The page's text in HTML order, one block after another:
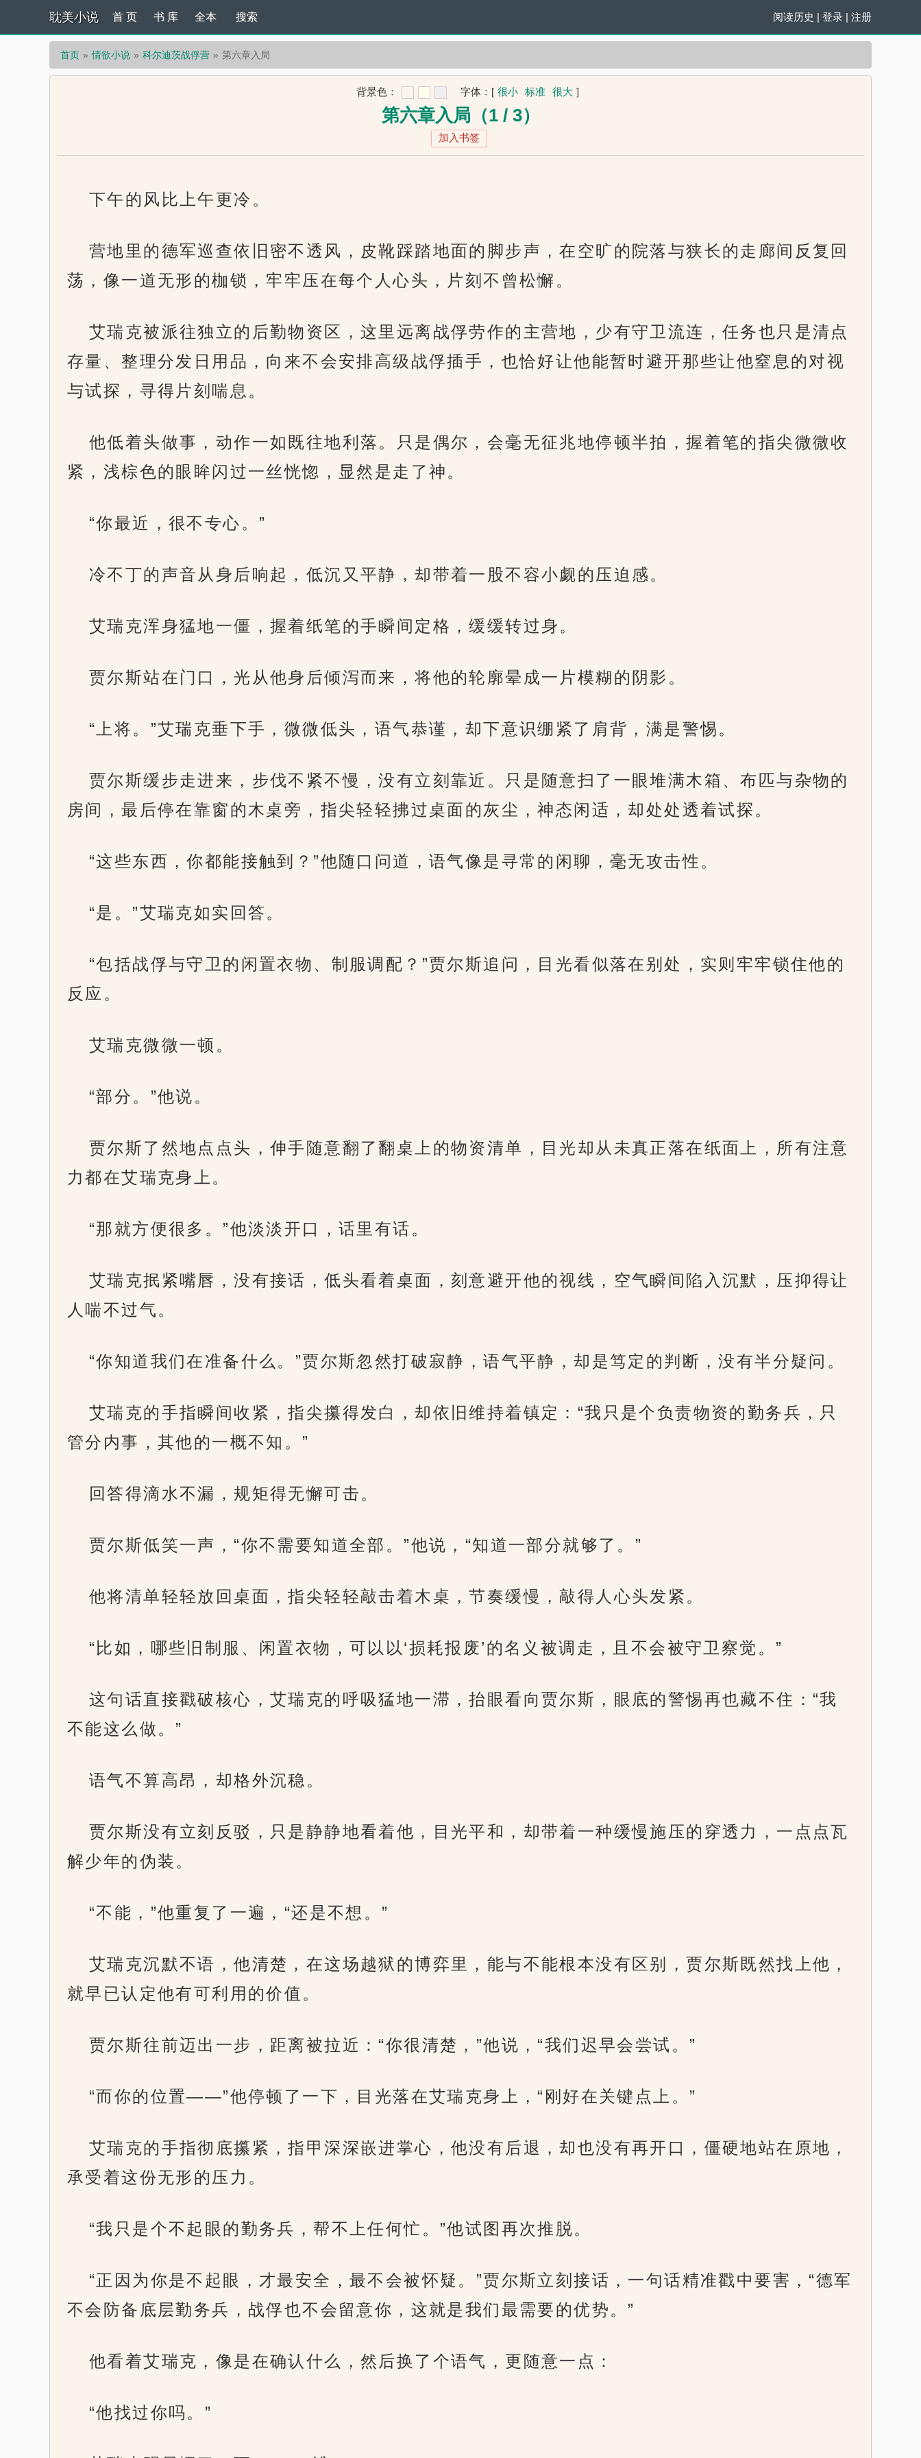
耽美小说 阅读历史 | 登录 | 注册
首 页 书 库 全本 搜索
首页 情欲小说 科尔迪茨战俘营 第六章入局
背景色： 字体： [ 很小 标准 很大 ]
第六章入局（1 / 3）
加入书签
下午的风比上午更冷。
营地里的德军巡查依旧密不透风，皮靴踩踏地面的脚步声，在空旷的院落与狭长的走廊间反复回
荡，像一道无形的枷锁，牢牢压在每个人心头，片刻不曾松懈。
艾瑞克被派往独立的后勤物资区，这里远离战俘劳作的主营地，少有守卫流连，任务也只是清点
存量、整理分发日用品，向来不会安排高级战俘插手，也恰好让他能暂时避开那些让他窒息的对视
与试探，寻得片刻喘息。
他低着头做事，动作一如既往地利落。只是偶尔，会毫无征兆地停顿半拍，握着笔的指尖微微收
紧，浅棕色的眼眸闪过一丝恍惚，显然是走了神。
“你最近，很不专心。”
冷不丁的声音从身后响起，低沉又平静，却带着一股不容小觑的压迫感。
艾瑞克浑身猛地一僵，握着纸笔的手瞬间定格，缓缓转过身。
贾尔斯站在门口，光从他身后倾泻而来，将他的轮廓晕成一片模糊的阴影。
“上将。”艾瑞克垂下手，微微低头，语气恭谨，却下意识绷紧了肩背，满是警惕。
贾尔斯缓步走进来，步伐不紧不慢，没有立刻靠近。只是随意扫了一眼堆满木箱、布匹与杂物的
房间，最后停在靠窗的木桌旁，指尖轻轻拂过桌面的灰尘，神态闲适，却处处透着试探。
“这些东西，你都能接触到？”他随口问道，语气像是寻常的闲聊，毫无攻击性。
“是。”艾瑞克如实回答。
“包括战俘与守卫的闲置衣物、制服调配？”贾尔斯追问，目光看似落在别处，实则牢牢锁住他的
反应。
艾瑞克微微一顿。
“部分。”他说。
贾尔斯了然地点点头，伸手随意翻了翻桌上的物资清单，目光却从未真正落在纸面上，所有注意
力都在艾瑞克身上。
“那就方便很多。”他淡淡开口，话里有话。
艾瑞克抿紧嘴唇，没有接话，低头看着桌面，刻意避开他的视线，空气瞬间陷入沉默，压抑得让
人喘不过气。
“你知道我们在准备什么。”贾尔斯忽然打破寂静，语气平静，却是笃定的判断，没有半分疑问。
艾瑞克的手指瞬间收紧，指尖攥得发白，却依旧维持着镇定：“我只是个负责物资的勤务兵，只
管分内事，其他的一概不知。”
回答得滴水不漏，规矩得无懈可击。
贾尔斯低笑一声，“你不需要知道全部。”他说，“知道一部分就够了。”
他将清单轻轻放回桌面，指尖轻轻敲击着木桌，节奏缓慢，敲得人心头发紧。
“比如，哪些旧制服、闲置衣物，可以以‘损耗报废’的名义被调走，且不会被守卫察觉。”
这句话直接戳破核心，艾瑞克的呼吸猛地一滞，抬眼看向贾尔斯，眼底的警惕再也藏不住：“我
不能这么做。”
语气不算高昂，却格外沉稳。
贾尔斯没有立刻反驳，只是静静地看着他，目光平和，却带着一种缓慢施压的穿透力，一点点瓦
解少年的伪装。
“不能，”他重复了一遍，“还是不想。”
艾瑞克沉默不语，他清楚，在这场越狱的博弈里，能与不能根本没有区别，贾尔斯既然找上他，
就早已认定他有可利用的价值。
贾尔斯往前迈出一步，距离被拉近：“你很清楚，”他说，“我们迟早会尝试。”
“而你的位置——”他停顿了一下，目光落在艾瑞克身上，“刚好在关键点上。”
艾瑞克的手指彻底攥紧，指甲深深嵌进掌心，他没有后退，却也没有再开口，僵硬地站在原地，
承受着这份无形的压力。
“我只是个不起眼的勤务兵，帮不上任何忙。”他试图再次推脱。
“正因为你是不起眼，才最安全，最不会被怀疑。”贾尔斯立刻接话，一句话精准戳中要害，“德军
不会防备底层勤务兵，战俘也不会留意你，这就是我们最需要的优势。”
他看着艾瑞克，像是在确认什么，然后换了个语气，更随意一点：
“他找过你吗。”